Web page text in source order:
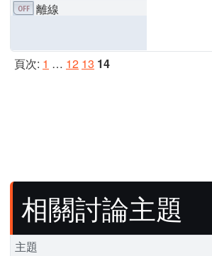
離線
頁次: 1 … 12 13 14
相關討論主題
主題